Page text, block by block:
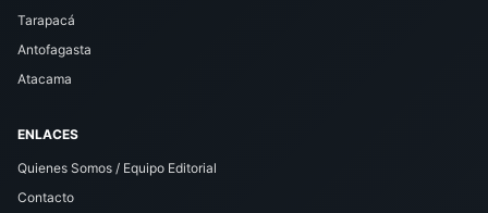
Tarapacá
Antofagasta
Atacama
ENLACES
Quienes Somos / Equipo Editorial
Contacto